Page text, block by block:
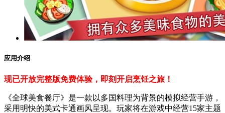
应用介绍
现已开放完整版免费体验，即刻开启烹饪之旅！
《全球美食餐厅》是一款以多国料理为背景的模拟经营手游，
采用明快的美式卡通画风呈现。玩家将在游戏中经营15家主题